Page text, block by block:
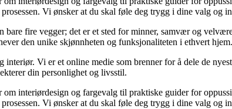
Vi ønsker at du skal føle deg trygg i dine valg og
fire vegger; det er et sted for minner, samvær og
den unike skjønnheten og funksjonaliteten i ethvert hjem.
Vi er et online medie som brenner for å dele de
din personlighet og livsstil.
interiørdesign og fargevalg til praktiske guider for
Vi ønsker at du skal føle deg trygg i dine valg og